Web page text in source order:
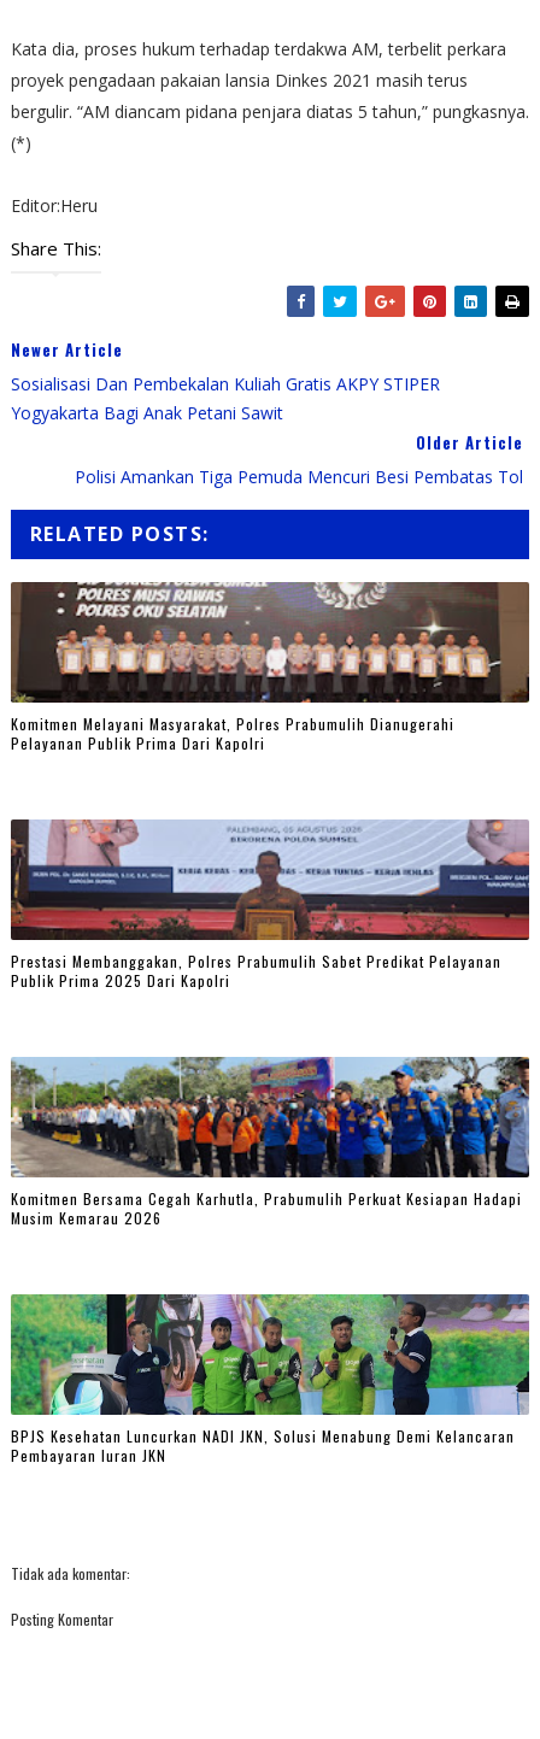
Kata dia, proses hukum terhadap terdakwa AM, terbelit perkara
proyek pengadaan pakaian lansia Dinkes 2021 masih terus
bergulir. “AM diancam pidana penjara diatas 5 tahun,” pungkasnya.
(*)
Editor:Heru
Share This:
Newer Article
Sosialisasi Dan Pembekalan Kuliah Gratis AKPY STIPER
Yogyakarta Bagi Anak Petani Sawit
Older Article
Polisi Amankan Tiga Pemuda Mencuri Besi Pembatas Tol
RELATED POSTS:
Komitmen Melayani Masyarakat, Polres Prabumulih Dianugerahi
Pelayanan Publik Prima Dari Kapolri
Prestasi Membanggakan, Polres Prabumulih Sabet Predikat Pelayanan
Publik Prima 2025 Dari Kapolri
Komitmen Bersama Cegah Karhutla, Prabumulih Perkuat Kesiapan Hadapi
Musim Kemarau 2026
BPJS Kesehatan Luncurkan NADI JKN, Solusi Menabung Demi Kelancaran
Pembayaran Iuran JKN
Tidak ada komentar:
Posting Komentar